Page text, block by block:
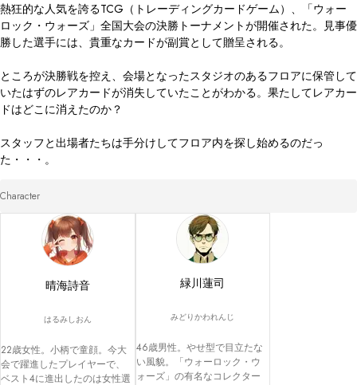
熱狂的な人気を誇るTCG（トレーディングカードゲーム）、「ウォー
ロック・ウォーズ」全国大会の決勝トーナメントが開催された。見事優
勝した選手には、貴重なカードが副賞として贈呈される。
ところが決勝戦を控え、会場となったスタジオのあるフロアに保管して
いたはずのレアカードが消失していたことがわかる。果たしてレアカー
ドはどこに消えたのか？
スタッフと出場者たちは手分けしてフロア内を探し始めるのだっ
た・・・。
Character
晴海詩音
はるみしおん
22歳女性。小柄で童顔。今大
会で躍進したプレイヤーで、
ベスト4に進出したのは女性選
緑川蓮司
みどりかわれんじ
46歳男性。やせ型で目立たな
い風貌。「ウォーロック・ウ
ォーズ」の有名なコレクター